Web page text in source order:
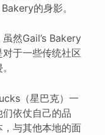
的身影。
然Gail’s Bakery
于一些传统社区
（星巴克）一
依仗自己的品
与其他本地的面